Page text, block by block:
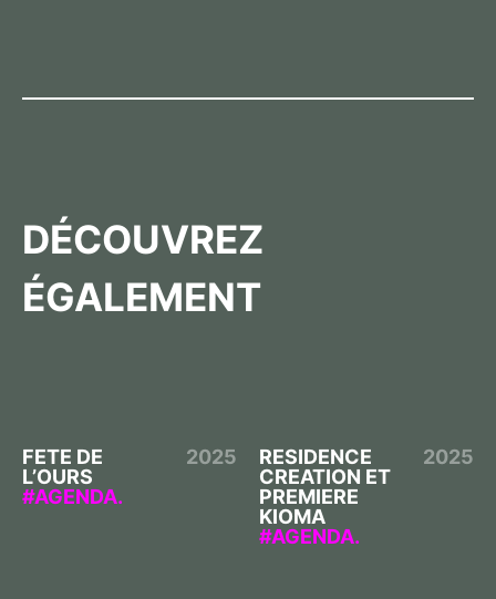
DÉCOUVREZ
ÉGALEMENT
FETE DE
L’OURS
AGENDA.
2025
RESIDENCE
CREATION ET
PREMIERE
KIOMA
AGENDA.
2025